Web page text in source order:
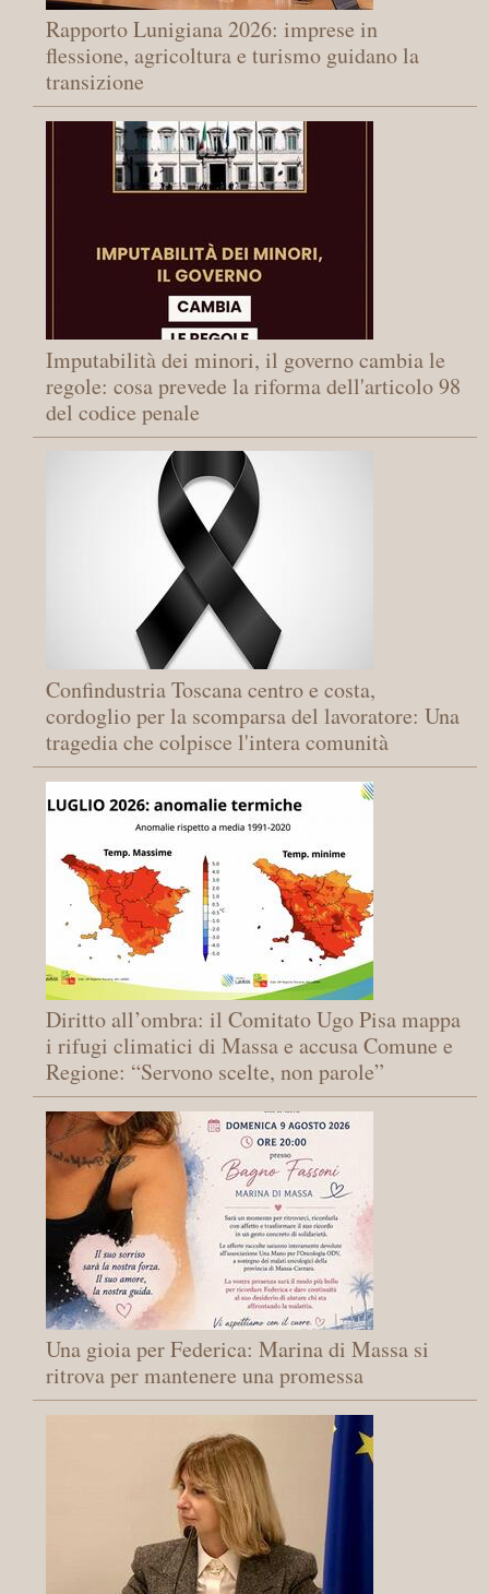
Rapporto Lunigiana 2026: imprese in
flessione, agricoltura e turismo guidano la
transizione
Imputabilità dei minori, il governo cambia le
regole: cosa prevede la riforma dell'articolo 98
del codice penale
Confindustria Toscana centro e costa,
cordoglio per la scomparsa del lavoratore: Una
tragedia che colpisce l'intera comunità
Diritto all’ombra: il Comitato Ugo Pisa mappa
i rifugi climatici di Massa e accusa Comune e
Regione: “Servono scelte, non parole”
Una gioia per Federica: Marina di Massa si
ritrova per mantenere una promessa